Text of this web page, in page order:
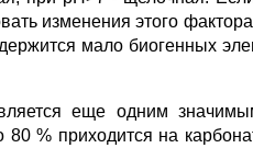
изменения этого
мало биогенных
еще одним
% приходится на